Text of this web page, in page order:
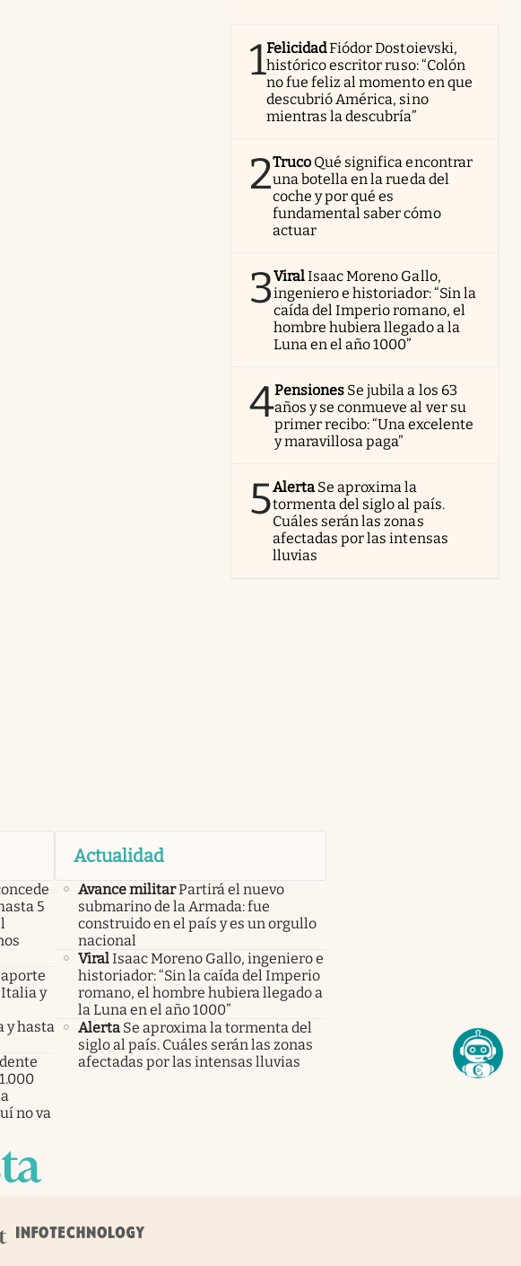
1FelicidadFiódor Dostoievski,
histórico escritor ruso: “Colón
no fue feliz al momento en que
descubrió América, sino
mientras la descubría”
2Truco Qué significa encontrar
una botella en la rueda del
coche y por qué es
fundamental saber cómo
actuar
3ViralIsaac Moreno Gallo,
ingeniero e historiador: “Sin la
caída del Imperio romano, el
hombre hubiera llegado a la
Luna en el año 1000”
4Pensiones Se jubila a los 63
años y se conmueve al ver su
primer recibo: “Una excelente
y maravillosa paga”
5Alerta Se aproxima la
tormenta del siglo al país.
Cuáles serán las zonas
afectadas por las intensas
lluvias
5
y
y hasta
no va
Actualidad
Avance militarPartirá el nuevo
submarino de la Armada: fue
construido en el país y es un orgullo
nacional
ViralIsaac Moreno Gallo, ingeniero e
historiador: “Sin la caída del Imperio
romano, el hombre hubiera llegado a
la Luna en el año 1000”
Alerta Se aproxima la tormenta del
siglo al país. Cuáles serán las zonas
afectadas por las intensas lluvias